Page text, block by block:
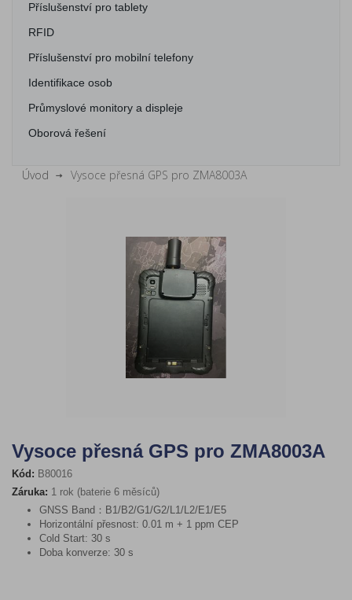
Příslušenství pro tablety
RFID
Příslušenství pro mobilní telefony
Identifikace osob
Průmyslové monitory a displeje
Oborová řešení
Úvod Vysoce přesná GPS pro ZMA8003A
Vysoce přesná GPS pro ZMA8003A
Kód: B80016
Záruka: 1 rok (baterie 6 měsíců)
GNSS Band：B1/B2/G1/G2/L1/L2/E1/E5
Horizontální přesnost: 0.01 m + 1 ppm CEP
Cold Start: 30 s
Doba konverze: 30 s